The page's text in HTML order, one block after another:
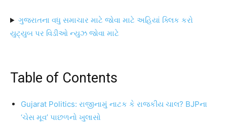
ગુજરાતના વધુ સમાચાર માટે જોવા માટે અહિયાં ક્લિક કરો
યુટ્યુબ પર વિડીઓ ન્યુઝ જોવા માટે
Table of Contents
Gujarat Politics: રાજીનામું નાટક કે રાજકીય ચાલ? BJPના
‘ચેસ મૂવ’ પાછળનો ખુલાસો